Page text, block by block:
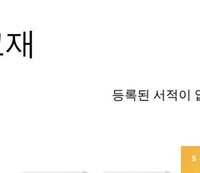
등록된 서적이